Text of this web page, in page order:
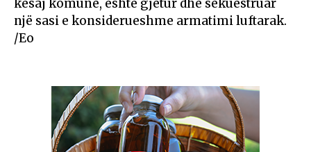
kësaj komune, është gjetur dhe sekuestruar
një sasi e konsiderueshme armatimi luftarak.
/Eo